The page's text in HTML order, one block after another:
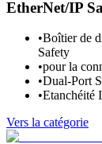
EtherNet/IP
•Boîtier de
Safety
•pour la
•Dual-Port
•Etanchéité
Vers la catégorie